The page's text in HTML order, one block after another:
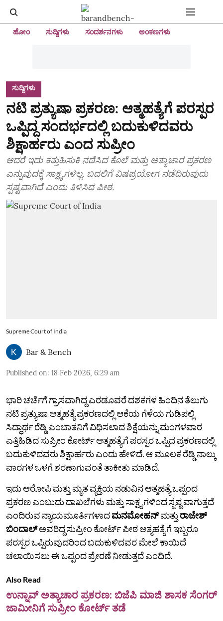
ಹೋಂ ಸುದ್ದಿಗಳು ಸಂದರ್ಶನಗಳು ಅಂಕಣಗಳು
ಸುದ್ದಿಗಳು
ನಟಿ ಪ್ರತ್ಯುಷಾ ಪ್ರಕರಣ: ಆತ್ಮಹತ್ಯೆಗೆ ಪರಸ್ಪರ
ಒಪ್ಪಿದ್ದ ಸಂದರ್ಭದಲ್ಲಿ ಬದುಕುಳಿದವರು
ಶಿಕ್ಷಾರ್ಹರು ಎಂದ ಸುಪ್ರೀಂ
ಆದರೆ ಇದು ಕತ್ತುಹಿಸುಕಿ ನಡೆಸಿದ ಕೊಲೆ ಮತ್ತು ಅತ್ಯಾಚಾರ ಪ್ರಕರಣ
ಎನ್ನುವುದಕ್ಕೆ ಸಾಕ್ಷ್ಯಗಳಿಲ್ಲ. ಬದಲಿಗೆ ವಿಷಪ್ರಯೋಗ ನಡೆದಿರುವುದು
ಸ್ಪಷ್ಟವಾಗಿದೆ ಎಂದು ತಿಳಿಸಿದ ಪೀಠ.
Supreme Court of India
Bar & Bench
Published on: 18 Feb 2026, 6:29 am
ಭಾರಿ ಚರ್ಚೆಗೆ ಗ್ರಾಸವಾಗಿದ್ದ ಎರಡೂವರೆ ದಶಕಗಳ ಹಿಂದಿನ ತೆಲುಗು
ನಟಿ ಪ್ರತ್ಯುಷಾ ಆತ್ಮಹತ್ಯೆ ಪ್ರಕರಣದಲ್ಲಿ ಆಕೆಯ ಗೆಳೆಯ ಗುಡಿಪಲ್ಲಿ
ಸಿದ್ಧಾರ್ಥ ರೆಡ್ಡಿ ಎಂಬಾತನಿಗೆ ವಿಧಿಸಲಾದ ಶಿಕ್ಷೆಯನ್ನು ಮಂಗಳವಾರ
ಎತ್ತಿಹಿಡಿದ ಸುಪ್ರೀಂ ಕೋರ್ಟ್‌ ಆತ್ಮಹತ್ಯೆಗೆ ಪರಸ್ಪರ ಒಪ್ಪಿದ ಪ್ರಕರಣದಲ್ಲಿ
ಬದುಕುಳಿದವರು ಶಿಕ್ಷಾರ್ಹರು ಎಂದು ಹೇಳಿದೆ. ಆ ಮೂಲಕ ರೆಡ್ಡಿ ನಾಲ್ಕು
ವಾರಗಳ ಒಳಗೆ ಶರಣಾಗುವಂತೆ ತಾಕೀತು ಮಾಡಿದೆ.
ಇದು ಆರೋಪಿ ಮತ್ತು ಮೃತ ವ್ಯಕ್ತಿಯ ನಡುವಿನ ಆತ್ಮಹತ್ಯೆ ಒಪ್ಪಂದ
ಪ್ರಕರಣ ಎಂಬುದು ದಾಖಲೆಗಳು ಮತ್ತು ಸಾಕ್ಷ್ಯಗಳಿಂದ ಸ್ಪಷ್ಟವಾಗುತ್ತದೆ
ಎಂದಿರುವ ನ್ಯಾಯಮೂರ್ತಿಗಳಾದಮನಮೋಹನ್‌ಮತ್ತು ರಾಜೇಶ್‌
ಬಿಂದಾಲ್‌ಅವರಿದ್ದ ಸುಪ್ರೀಂ ಕೋರ್ಟ್‌ ಪೀಠ ಆತ್ಮಹತ್ಯೆಗೆ ಇಬ್ಬರೂ
ಪರಸ್ಪರ ಒಪ್ಪಿರುವುದರಿಂದ ಬದುಕುಳಿದವರ ಮೇಲೆ ಕಾಯಿದೆ
ಚಲಾಯಿಸಲು ಈ ಒಪ್ಪಂದ ಪ್ರೇರಣೆ ನೀಡುತ್ತದೆ ಎಂದಿದೆ.
Also Read
ಉನ್ನಾವ್ ಅತ್ಯಾಚಾರ ಪ್ರಕರಣ: ಬಿಜೆಪಿ ಮಾಜಿ ಶಾಸಕ ಸೆಂಗರ್
ಜಾಮೀನಿಗೆ ಸುಪ್ರೀಂ ಕೋರ್ಟ್ ತಡೆ